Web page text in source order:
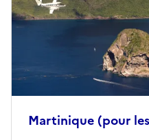
Martinique (pour